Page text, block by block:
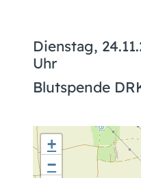
Dienstag,
Uhr
Blutspende
+
−